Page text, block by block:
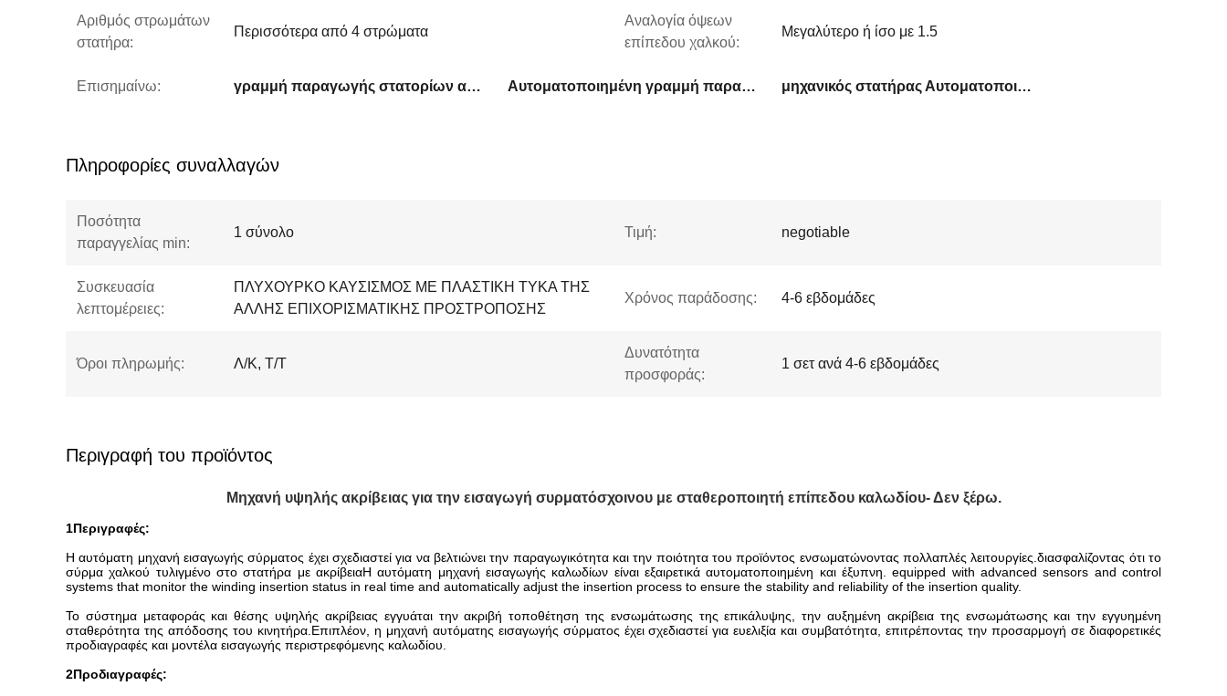
Αριθμός στρωμάτων
στατήρα:
Περισσότερα από 4 στρώματα
Αναλογία όψεων
επίπεδου χαλκού:
Μεγαλύτερο ή ίσο με 1.5
Επισημαίνω: γραμμή παραγωγής στατορίων ακριβείας Αυτοματοποιημένη γραμμή παραγωγής στατορίων μηχανικός στατήρας Αυτοματοποιημένο
Πληροφορίες συναλλαγών
Ποσότητα
παραγγελίας min:
1 σύνολο Τιμή: negotiable
Συσκευασία
λεπτομέρειες:
ΠΛΥΧΟΥΡΚΟ ΚΑΥΣΙΣΜΟΣ ΜΕ ΠΛΑΣΤΙΚΗ ΤΥΚΑ ΤΗΣ
ΑΛΛΗΣ ΕΠΙΧΟΡΙΣΜΑΤΙΚΗΣ ΠΡΟΣΤΡΟΠΟΣΗΣ
Χρόνος παράδοσης: 4-6 εβδομάδες
Όροι πληρωμής: Λ/Κ, Τ/Τ
Δυνατότητα
προσφοράς:
1 σετ ανά 4-6 εβδομάδες
Περιγραφή του προϊόντος
Μηχανή υψηλής ακρίβειας για την εισαγωγή συρματόσχοινου με σταθεροποιητή επίπεδου καλωδίου- Δεν ξέρω.
1Περιγραφές:
Η αυτόματη μηχανή εισαγωγής σύρματος έχει σχεδιαστεί για να βελτιώνει την παραγωγικότητα και την ποιότητα του προϊόντος ενσωματώνοντας πολλαπλές λειτουργίες.διασφαλίζοντας ότι το
σύρμα χαλκού τυλιγμένο στο στατήρα με ακρίβειαΗ αυτόματη μηχανή εισαγωγής καλωδίων είναι εξαιρετικά αυτοματοποιημένη και έξυπνη. equipped with advanced sensors and control
systems that monitor the winding insertion status in real time and automatically adjust the insertion process to ensure the stability and reliability of the insertion quality.
Το σύστημα μεταφοράς και θέσης υψηλής ακρίβειας εγγυάται την ακριβή τοποθέτηση της ενσωμάτωσης της επικάλυψης, την αυξημένη ακρίβεια της ενσωμάτωσης και την εγγυημένη
σταθερότητα της απόδοσης του κινητήρα.Επιπλέον, η μηχανή αυτόματης εισαγωγής σύρματος έχει σχεδιαστεί για ευελιξία και συμβατότητα, επιτρέποντας την προσαρμογή σε διαφορετικές
προδιαγραφές και μοντέλα εισαγωγής περιστρεφόμενης καλωδίου.
2Προδιαγραφές: